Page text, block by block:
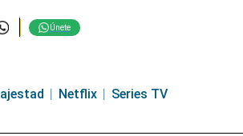
Únete
Netflix Series TV